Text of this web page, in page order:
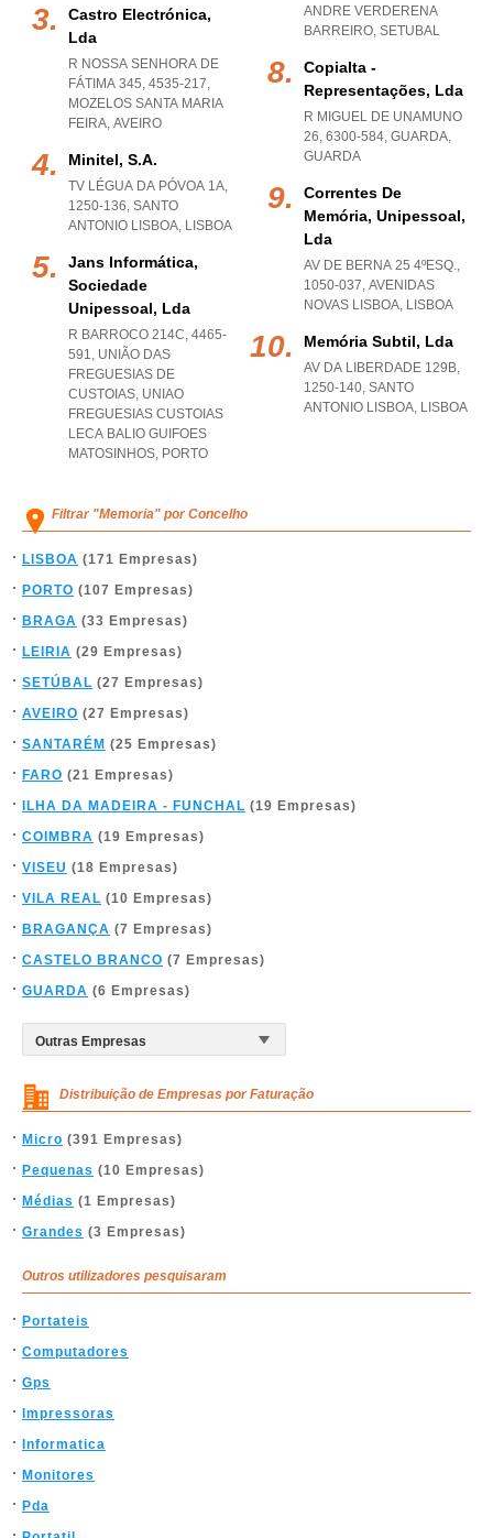
Castro Electrónica,
Lda
R NOSSA SENHORA DE
FÁTIMA 345, 4535-217,
MOZELOS SANTA MARIA
FEIRA, AVEIRO
Minitel, S.a.
TV LÉGUA DA PÓVOA 1A,
1250-136, SANTO
ANTONIO LISBOA, LISBOA
Jans Informática,
Sociedade
Unipessoal, Lda
R BARROCO 214C, 4465-
591, UNIÃO DAS
FREGUESIAS DE
CUSTOIAS, UNIAO
FREGUESIAS CUSTOIAS
LECA BALIO GUIFOES
MATOSINHOS, PORTO
ANDRE VERDERENA
BARREIRO, SETUBAL
Copialta -
Representações, Lda
R MIGUEL DE UNAMUNO
26, 6300-584, GUARDA,
GUARDA
Correntes De
Memória, Unipessoal,
Lda
AV DE BERNA 25 4ºESQ.,
1050-037, AVENIDAS
NOVAS LISBOA, LISBOA
Memória Subtil, Lda
AV DA LIBERDADE 129B,
1250-140, SANTO
ANTONIO LISBOA, LISBOA
Filtrar "Memoria" por Concelho
LISBOA (171 Empresas)
PORTO (107 Empresas)
BRAGA (33 Empresas)
LEIRIA (29 Empresas)
SETÚBAL (27 Empresas)
AVEIRO (27 Empresas)
SANTARÉM (25 Empresas)
FARO (21 Empresas)
ILHA DA MADEIRA - FUNCHAL (19 Empresas)
COIMBRA (19 Empresas)
VISEU (18 Empresas)
VILA REAL (10 Empresas)
BRAGANÇA (7 Empresas)
CASTELO BRANCO (7 Empresas)
GUARDA (6 Empresas)
Distribuição de Empresas por Faturação
Micro (391 Empresas)
Pequenas (10 Empresas)
Médias (1 Empresas)
Grandes (3 Empresas)
Outros utilizadores pesquisaram
Portateis
Computadores
Gps
Impressoras
Informatica
Monitores
Pda